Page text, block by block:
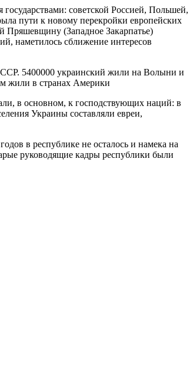
советской Россией, Польшей,
пути к новому перекройки европейских
Пряшевщину (Западное Закарпатье)
наметилось сближение интересов
5400000 украинский жили на Волыни и
жили в странах Америки
в основном, к господствующих наций: в
Украины составляли евреи,
в республике не осталось и намека на
руководящие кадры республики были